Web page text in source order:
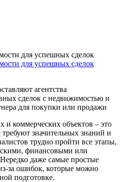
для успешных сделок
агентства
сделок с недвижимостью и
для покупки или продажи
коммерческих объектов – это
значительных знаний и
трудно пройти все этапы,
финансовыми или
даже самые простые
за ошибок, которые можно
подготовке.